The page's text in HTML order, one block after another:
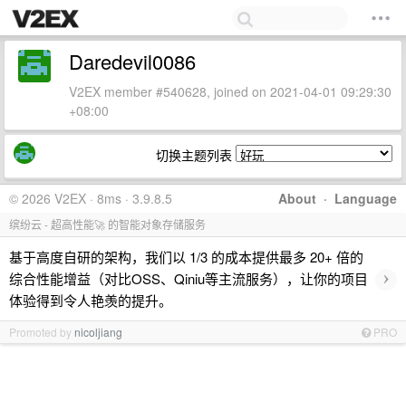
Daredevil0086
V2EX member #540628, joined on 2021-04-01 09:29:30
+08:00
切换主题列表
About · Language
© 2026 V2EX · 8ms · 3.9.8.5
缤纷云 - 超高性能🚀 的智能对象存储服务
基于高度自研的架构，我们以 1/3 的成本提供最多 20+ 倍的
综合性能增益（对比OSS、Qiniu等主流服务），让你的项目
体验得到令人艳羡的提升。
›
Promoted by nicoljiang PRO